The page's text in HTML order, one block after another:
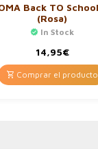
Back TO
(Rosa)
In Stock
14,95€
Comprar el producto